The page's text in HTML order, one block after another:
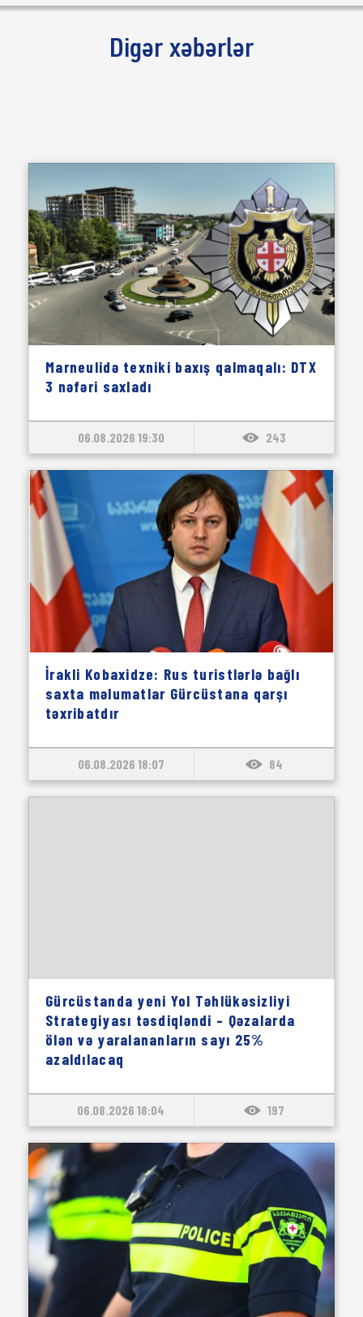
Digər xəbərlər
Marneulidə texniki baxış qalmaqalı: DTX
3 nəfəri saxladı
06.08.2026 19:30 243
İrakli Kobaxidze: Rus turistlərlə bağlı
saxta məlumatlar Gürcüstana qarşı
təxribatdır
06.08.2026 18:07 84
Gürcüstanda yeni Yol Təhlükəsizliyi
Strategiyası təsdiqləndi – Qəzalarda
ölən və yaralananların sayı 25%
azaldılacaq
06.08.2026 18:04 197